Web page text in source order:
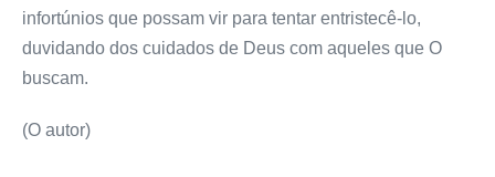
infortúnios que possam vir para tentar entristecê-lo,
duvidando dos cuidados de Deus com aqueles que O
buscam.
(O autor)